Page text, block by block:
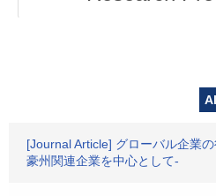
[Journal Article] グローバル企業
豪州関連企業を中心として-